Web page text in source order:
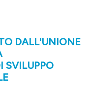
DALL'UNIONE
SVILUPPO